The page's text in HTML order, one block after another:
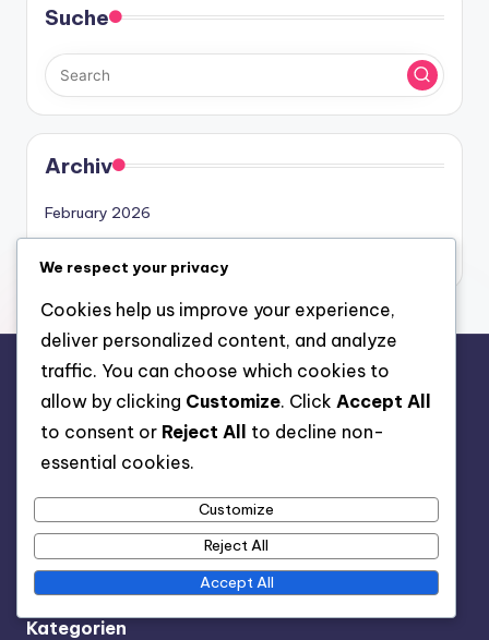
Suche
Archiv
February 2026
January 2026
Rechtliches
Datenschutzbestimmungen
Cookie-Richtlinie
Kontakt aufnehmen
Über uns
Kategorien
We respect your privacy
Cookies help us improve your experience,
deliver personalized content, and analyze
traffic. You can choose which cookies to
allow by clicking Customize. Click Accept All
to consent or Reject All
to decline non-
essential cookies.
Customize
Reject All
Accept All